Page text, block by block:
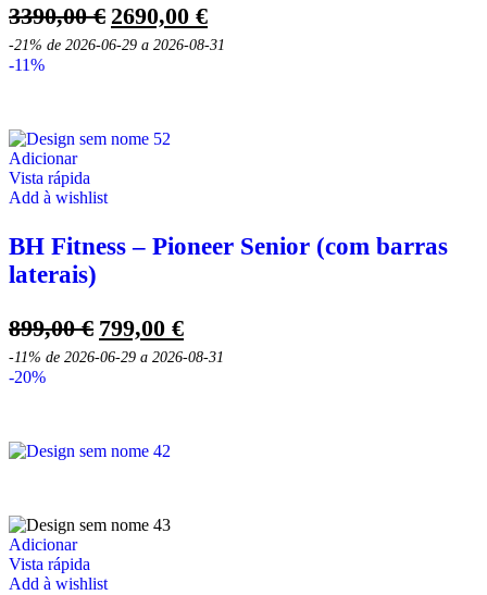
3390,00€ O
preço
2690,00 €O
preço
-21% de 2026-06-29 a 2026-08-31
-11%
Adicionar
Vista rápida
Add à wishlist
BH Fitness – Pioneer Senior (com barras
laterais)
899,00€ O
preço
799,00 €O
preço
-11% de 2026-06-29 a 2026-08-31
-20%
Adicionar
Vista rápida
Add à wishlist